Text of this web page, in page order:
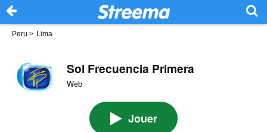
Peru > Lima
Sol Frecuencia Primera
Web
Jouer